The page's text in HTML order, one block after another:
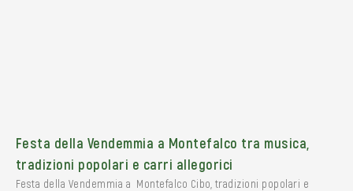
Festa della Vendemmia a Montefalco tra musica,
tradizioni popolari e carri allegorici
Festa della Vendemmia a Montefalco Cibo, tradizioni popolari e